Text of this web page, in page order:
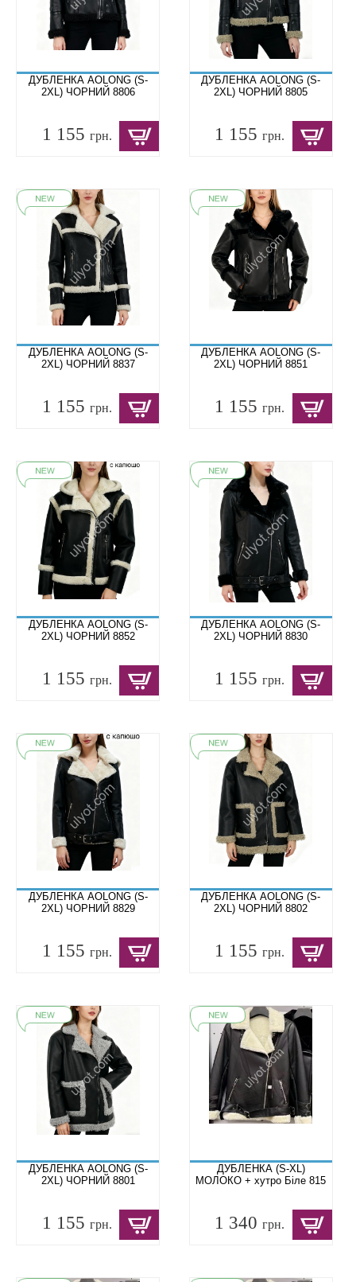
ДУБЛЕНКА AOLONG (S-
2XL) ЧОРНИЙ 8806
1 155 грн.
ДУБЛЕНКА AOLONG (S-
2XL) ЧОРНИЙ 8805
1 155грн.
ДУБЛЕНКА AOLONG (S-
2XL) ЧОРНИЙ 8837
1 155 грн.
ДУБЛЕНКА AOLONG (S-
2XL) ЧОРНИЙ 8851
1 155грн.
ДУБЛЕНКА AOLONG (S-
2XL) ЧОРНИЙ 8852
1 155 грн.
ДУБЛЕНКА AOLONG (S-
2XL) ЧОРНИЙ 8830
1 155грн.
ДУБЛЕНКА AOLONG (S-
2XL) ЧОРНИЙ 8829
1 155 грн.
ДУБЛЕНКА AOLONG (S-
2XL) ЧОРНИЙ 8802
1 155грн.
ДУБЛЕНКА AOLONG (S-
2XL) ЧОРНИЙ 8801
1 155 грн.
ДУБЛЕНКА (S-XL)
МОЛОКО + хутро Біле 815
1 340грн.